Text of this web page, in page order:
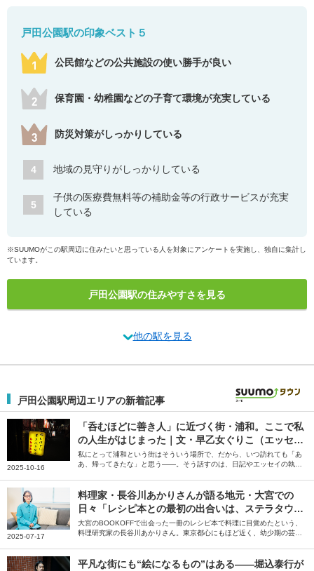
戸田公園駅の印象ベスト５
公民館などの公共施設の使い勝手が良い
保育園・幼稚園などの子育て環境が充実している
防災対策がしっかりしている
4 地域の見守りがしっかりしている
5
子供の医療費無料等の補助金等の行政サービスが充実
している
※SUUMOがこの駅周辺に住みたいと思っている人を対象にアンケートを実施し、独自に集計し
ています。
戸田公園駅の住みやすさを見る
他の駅を見る
戸田公園駅周辺エリアの新着記事
2025-10-16
「呑むほどに善き人」に近づく街・浦和。ここで私
の人生がはじまった｜文・早乙女ぐりこ（エッセイ
スト）
私にとって浦和という街はそういう場所で、だから、いつ訪れても「あ
あ、帰ってきたな」と思う――。そう話すのは、日記やエッセイの執筆
2025-07-17
料理家・長谷川あかりさんが語る地元・大宮での
日々「レシピ本との最初の出合いは、ステラタウン
のBOOKOFFでした」
大宮のBOOKOFFで出会った一冊のレシピ本で料理に目覚めたという、
料理研究家の長谷川あかりさん。東京都心にもほど近く、幼少期の芸能
いただきました。
平凡な街にも“絵になるもの”はある――堀込泰行が